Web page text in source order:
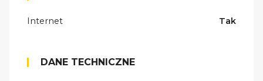
Internet Tak
DANE TECHNICZNE